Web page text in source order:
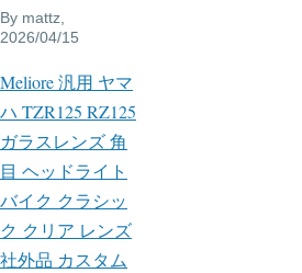
By mattz,
2026/04/15
Meliore 汎用 ヤマ
ハ TZR125 RZ125
ガラスレンズ 角
目 ヘッドライト
バイク クラシッ
ク クリア レンズ
社外品 カスタム